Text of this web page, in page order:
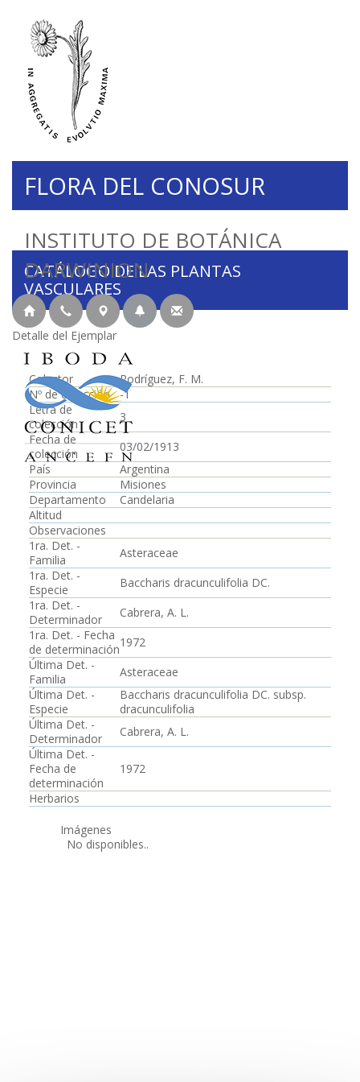
INSTITUTO DE BOTÁNICA
DARWINION
FLORA DEL CONOSUR
CATÁLOGO DE LAS PLANTAS
VASCULARES
Detalle del Ejemplar
Colector
Rodríguez, F. M.
Nº de colección
-1
Letra de
colección
3
Fecha de
colección
03/02/1913
País
Argentina
Provincia
Misiones
Departamento
Candelaria
Altitud
Observaciones
1ra. Det. -
Familia
Asteraceae
1ra. Det. -
Especie
Baccharis dracunculifolia DC.
1ra. Det. -
Determinador
Cabrera, A. L.
1ra. Det. - Fecha
de determinación1972
Última Det. -
Familia
Asteraceae
Última Det. -
Especie
Baccharis dracunculifolia DC. subsp.
dracunculifolia
Última Det. -
Determinador
Cabrera, A. L.
Última Det. -
Fecha de
determinación
1972
Herbarios
Imágenes
No disponibles..